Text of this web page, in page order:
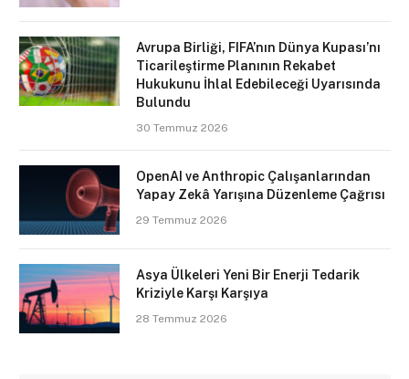
Avrupa Birliği, FIFA’nın Dünya Kupası’nı
Ticarileştirme Planının Rekabet
Hukukunu İhlal Edebileceği Uyarısında
Bulundu
30 Temmuz 2026
OpenAI ve Anthropic Çalışanlarından
Yapay Zekâ Yarışına Düzenleme Çağrısı
29 Temmuz 2026
Asya Ülkeleri Yeni Bir Enerji Tedarik
Kriziyle Karşı Karşıya
28 Temmuz 2026